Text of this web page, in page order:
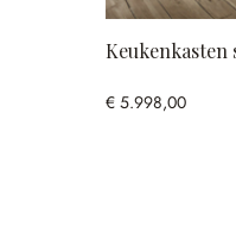
Keukenkasten
€ 5.998,00